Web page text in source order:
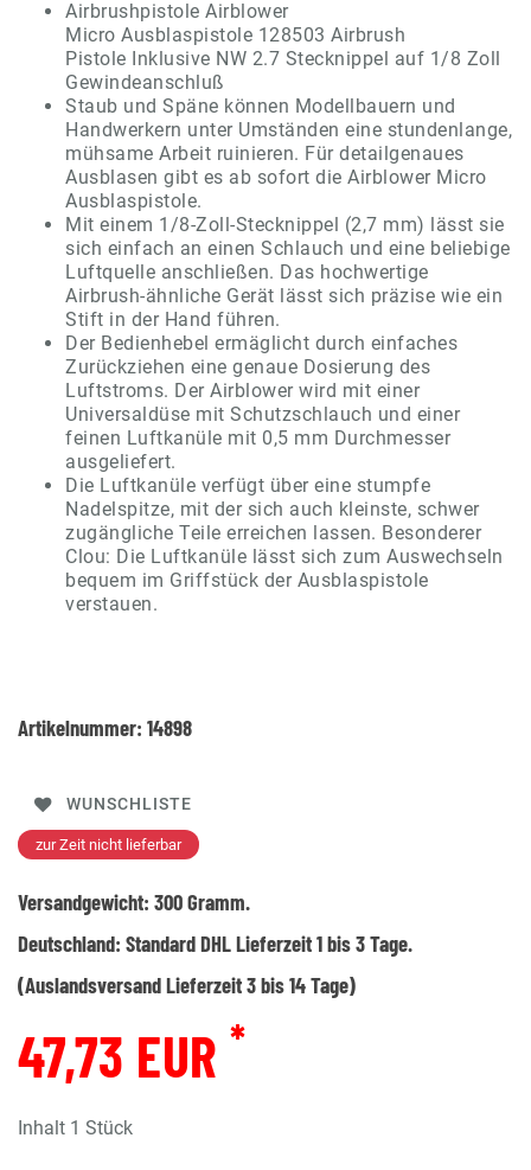
Airbrushpistole Airblower
Micro Ausblaspistole 128503 Airbrush
Pistole Inklusive NW 2.7 Stecknippel auf 1/8 Zoll
Gewindeanschluß
Staub und Späne können Modellbauern und
Handwerkern unter Umständen eine stundenlange,
mühsame Arbeit ruinieren. Für detailgenaues
Ausblasen gibt es ab sofort die Airblower Micro
Ausblaspistole.
Mit einem 1/8-Zoll-Stecknippel (2,7 mm) lässt sie
sich einfach an einen Schlauch und eine beliebige
Luftquelle anschließen. Das hochwertige
Airbrush-ähnliche Gerät lässt sich präzise wie ein
Stift in der Hand führen.
Der Bedienhebel ermäglicht durch einfaches
Zurückziehen eine genaue Dosierung des
Luftstroms. Der Airblower wird mit einer
Universaldüse mit Schutzschlauch und einer
feinen Luftkanüle mit 0,5 mm Durchmesser
ausgeliefert.
Die Luftkanüle verfügt über eine stumpfe
Nadelspitze, mit der sich auch kleinste, schwer
zugängliche Teile erreichen lassen. Besonderer
Clou: Die Luftkanüle lässt sich zum Auswechseln
bequem im Griffstück der Ausblaspistole
verstauen.
Artikelnummer: 14898
WUNSCHLISTE
zur Zeit nicht lieferbar
Versandgewicht: 300Gramm.
Deutschland: Standard DHL Lieferzeit 1 bis 3 Tage.
(Auslandsversand Lieferzeit 3 bis 14 Tage)
47,73 EUR *
Inhalt 1 Stück